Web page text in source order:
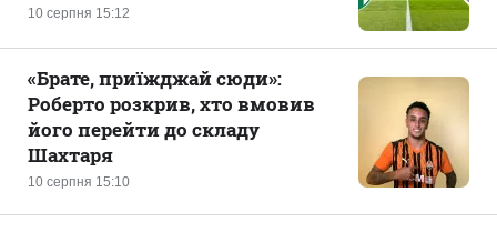
10 серпня 15:12
10 серпня 15:10
«Брате, приїжджай сюди»:
Роберто розкрив, хто вмовив
його перейти до складу
Шахтаря